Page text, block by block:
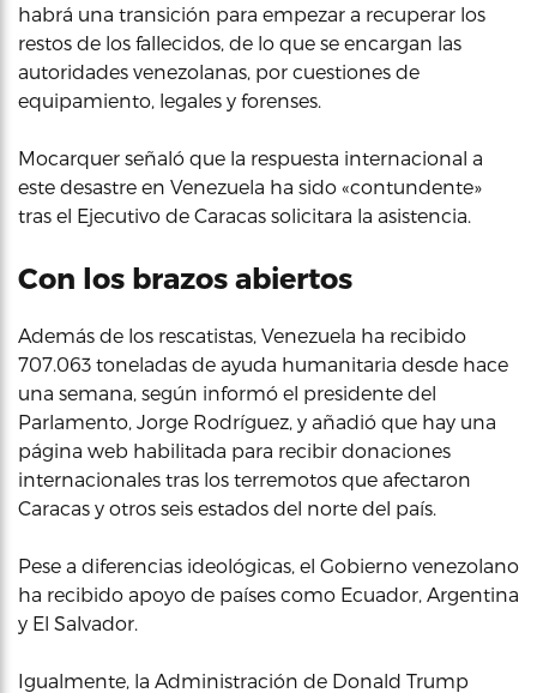
habrá una transición para empezar a recuperar los
restos de los fallecidos, de lo que se encargan las
autoridades venezolanas, por cuestiones de
equipamiento, legales y forenses.
Mocarquer señaló que la respuesta internacional a
este desastre en Venezuela ha sido «contundente»
tras el Ejecutivo de Caracas solicitara la asistencia.
Con los brazos abiertos
Además de los rescatistas, Venezuela ha recibido
707.063 toneladas de ayuda humanitaria desde hace
una semana, según informó el presidente del
Parlamento, Jorge Rodríguez, y añadió que hay una
página web habilitada para recibir donaciones
internacionales tras los terremotos que afectaron
Caracas y otros seis estados del norte del país.
Pese a diferencias ideológicas, el Gobierno venezolano
ha recibido apoyo de países como Ecuador, Argentina
y El Salvador.
Igualmente, la Administración de Donald Trump